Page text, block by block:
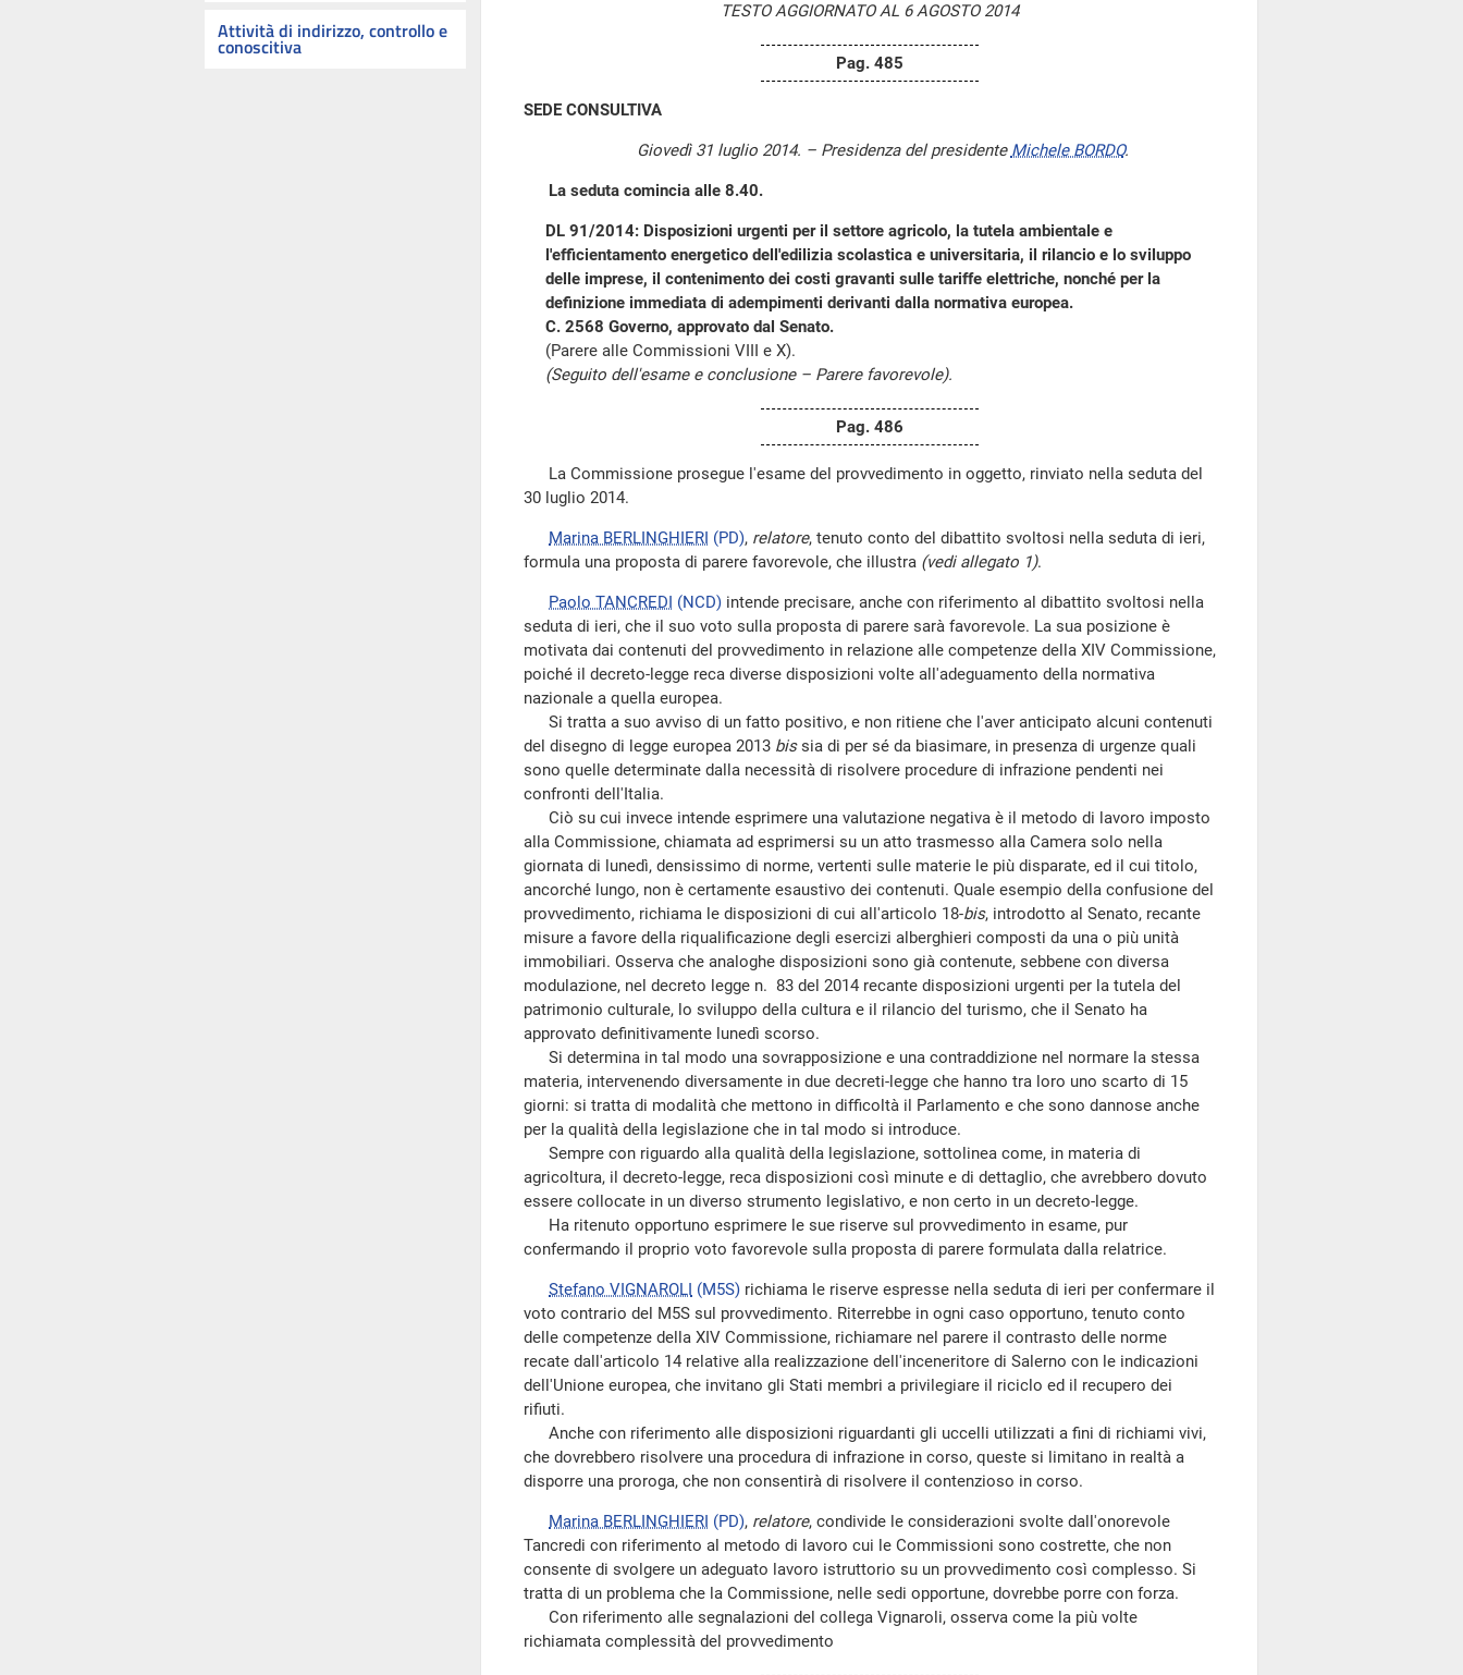
Attività di indirizzo, controllo e
conoscitiva
TESTO AGGIORNATO AL 6 AGOSTO 2014
Pag. 485
SEDE CONSULTIVA
Giovedì 31 luglio 2014. – Presidenza del presidente Michele BORDO.
La seduta comincia alle 8.40.
DL 91/2014: Disposizioni urgenti per il settore agricolo, la tutela ambientale e
l'efficientamento energetico dell'edilizia scolastica e universitaria, il rilancio e lo sviluppo
delle imprese, il contenimento dei costi gravanti sulle tariffe elettriche, nonché per la
definizione immediata di adempimenti derivanti dalla normativa europea.
C. 2568 Governo, approvato dal Senato.
(Parere alle Commissioni VIII e X).
(Seguito dell'esame e conclusione – Parere favorevole).
Pag. 486
La Commissione prosegue l'esame del provvedimento in oggetto, rinviato nella seduta del
30 luglio 2014.
Marina BERLINGHIERI (PD), relatore, tenuto conto del dibattito svoltosi nella seduta di ieri,
formula una proposta di parere favorevole, che illustra (vedi allegato 1).
Paolo TANCREDI (NCD) intende precisare, anche con riferimento al dibattito svoltosi nella
seduta di ieri, che il suo voto sulla proposta di parere sarà favorevole. La sua posizione è
motivata dai contenuti del provvedimento in relazione alle competenze della XIV Commissione,
poiché il decreto-legge reca diverse disposizioni volte all'adeguamento della normativa
nazionale a quella europea.
Si tratta a suo avviso di un fatto positivo, e non ritiene che l'aver anticipato alcuni contenuti
del disegno di legge europea 2013 bissia di per sé da biasimare, in presenza di urgenze quali
sono quelle determinate dalla necessità di risolvere procedure di infrazione pendenti nei
confronti dell'Italia.
Ciò su cui invece intende esprimere una valutazione negativa è il metodo di lavoro imposto
alla Commissione, chiamata ad esprimersi su un atto trasmesso alla Camera solo nella
giornata di lunedì, densissimo di norme, vertenti sulle materie le più disparate, ed il cui titolo,
ancorché lungo, non è certamente esaustivo dei contenuti. Quale esempio della confusione del
provvedimento, richiama le disposizioni di cui all'articolo 18-bis, introdotto al Senato, recante
misure a favore della riqualificazione degli esercizi alberghieri composti da una o più unità
immobiliari. Osserva che analoghe disposizioni sono già contenute, sebbene con diversa
modulazione, nel decreto legge n. 83 del 2014 recante disposizioni urgenti per la tutela del
patrimonio culturale, lo sviluppo della cultura e il rilancio del turismo, che il Senato ha
approvato definitivamente lunedì scorso.
Si determina in tal modo una sovrapposizione e una contraddizione nel normare la stessa
materia, intervenendo diversamente in due decreti-legge che hanno tra loro uno scarto di 15
giorni: si tratta di modalità che mettono in difficoltà il Parlamento e che sono dannose anche
per la qualità della legislazione che in tal modo si introduce.
Sempre con riguardo alla qualità della legislazione, sottolinea come, in materia di
agricoltura, il decreto-legge, reca disposizioni così minute e di dettaglio, che avrebbero dovuto
essere collocate in un diverso strumento legislativo, e non certo in un decreto-legge.
Ha ritenuto opportuno esprimere le sue riserve sul provvedimento in esame, pur
confermando il proprio voto favorevole sulla proposta di parere formulata dalla relatrice.
Stefano VIGNAROLI (M5S) richiama le riserve espresse nella seduta di ieri per confermare il
voto contrario del M5S sul provvedimento. Riterrebbe in ogni caso opportuno, tenuto conto
delle competenze della XIV Commissione, richiamare nel parere il contrasto delle norme
recate dall'articolo 14 relative alla realizzazione dell'inceneritore di Salerno con le indicazioni
dell'Unione europea, che invitano gli Stati membri a privilegiare il riciclo ed il recupero dei
rifiuti.
Anche con riferimento alle disposizioni riguardanti gli uccelli utilizzati a fini di richiami vivi,
che dovrebbero risolvere una procedura di infrazione in corso, queste si limitano in realtà a
disporre una proroga, che non consentirà di risolvere il contenzioso in corso.
Marina BERLINGHIERI (PD), relatore, condivide le considerazioni svolte dall'onorevole
Tancredi con riferimento al metodo di lavoro cui le Commissioni sono costrette, che non
consente di svolgere un adeguato lavoro istruttorio su un provvedimento così complesso. Si
tratta di un problema che la Commissione, nelle sedi opportune, dovrebbe porre con forza.
Con riferimento alle segnalazioni del collega Vignaroli, osserva come la più volte
richiamata complessità del provvedimento